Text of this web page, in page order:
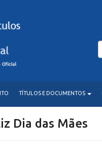
TÍTULOS E DOCUMENTOS
Dia das Mães